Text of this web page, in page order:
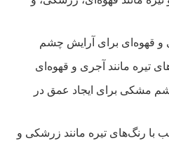
و قهوه‌ای برای آرایش چشم
تیره مانند آجری و قهوه‌ای
مشکی برای ایجاد عمق در
با رنگ‌های تیره مانند زرشکی و